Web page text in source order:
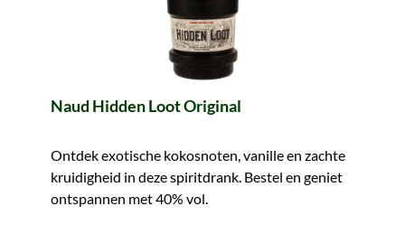
Naud Hidden Loot Original
Ontdek exotische kokosnoten, vanille en zachte
kruidigheid in deze spiritdrank. Bestel en geniet
ontspannen met 40% vol.